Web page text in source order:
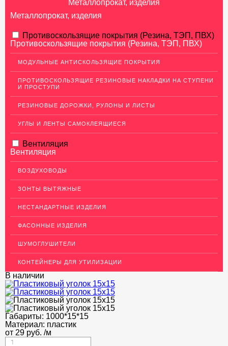
Металлопрокат, изделия
Металлопрокат, изделия
АЛЮМИНИЕВЫЙ ПРОКАТ
НЕРЖАВЕЮЩАЯ СТАЛЬ
МЕДНЫЙ ПРОКАТ
ЛАТУННЫЙ ПРОКАТ
ДЕКОР НЕРЖАВЕЙКА
ОГРАЖДЕНИЯ ДЛЯ ЛЕСТНИЦ
ЭЛЕКТРОДЫ
ДЕКОРАТИВНЫЙ УГОЛОК
Уголок латунный декоративный
Уголок медный декоративный
Уголок алюминиевый декоративный
Декоративный пластиковый уголок для стен
МЕТАЛЛИЧЕСКИЕ ПОРОГИ НАПОЛЬНЫЕ (ДЛЯ ПОЛА),
РАСКЛАДКА, ПЛИНТУС
ПОТОЛКИ
АКЦИИ
НЕДОРОГОЙ МЕТАЛЛОПРОКАТ
Противоскользящие покрытия (Резина, ТЭП, ПВХ)
Противоскользящие покрытия (Резина, ТЭП, ПВХ)
МОДУЛЬНЫЕ АНТИСКОЛЬЗЯЩИЕ ПОКРЫТИЯ
ПРОТИВОСКОЛЬЗЯЩИЕ РЕЗИНОВЫЕ НАКЛАДКИ НА СТУПЕНИ
И ПРОСТУПИ
РЕЗИНОВЫЕ ДОРОЖКИ, РУЛОНЫ И ЛИСТЫ
УГЛЫ И ЛЕНТЫ САМОКЛЕЯЩИЕСЯ
Вентиляция
Вентиляция
ВОЗДУХОВОДЫ
ЗОНТЫ ВЫТЯЖНЫЕ
НЕСТАНДАРТНЫЕ ИЗДЕЛИЯ
ФАСОННЫЕ ИЗДЕЛИЯ
ШУМОГЛУШИТЕЛИ
КОНТЕЙНЕРЫ ДЛЯ УТИЛИЗАЦИИ
В наличии
Габариты: 1000*15*15
Материал: пластик
от 29 руб. /м